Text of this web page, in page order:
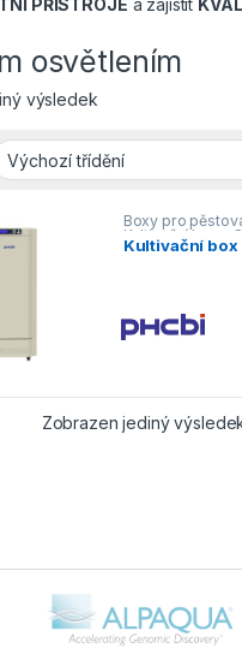
osvětlením
výsledek
Boxy pro
Kultivační boxy
osvětlením
Kultivační box
Zobrazen jediný